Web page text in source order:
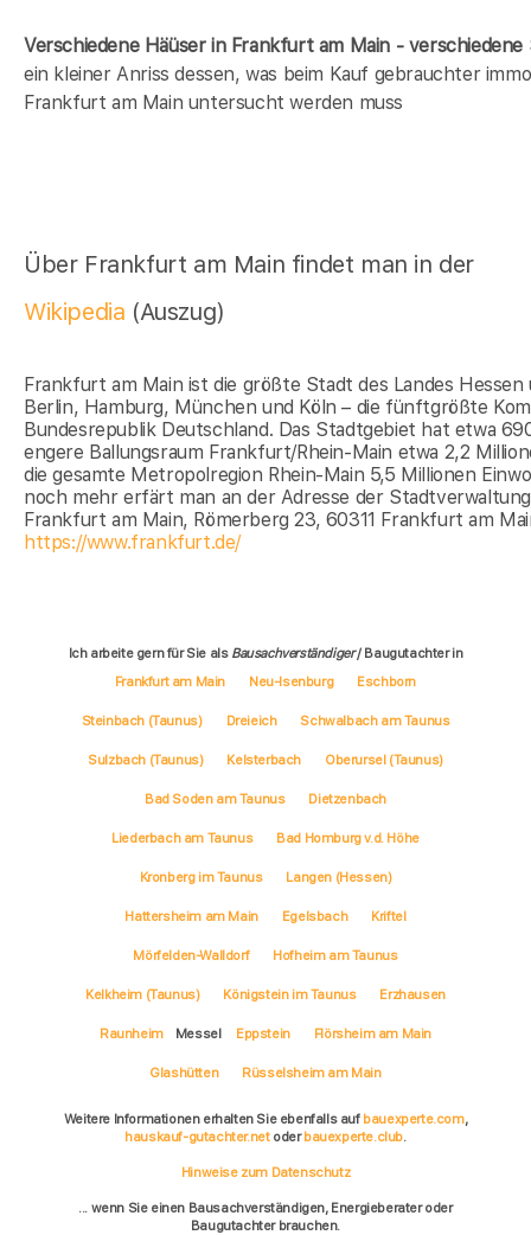
Verschiedene Häüser in Frankfurt am Main - verschiedene
ein kleiner Anriss dessen, was beim Kauf gebrauchter
Frankfurt am Main untersucht werden muss
Über Frankfurt am Main findet man in der
Wikipedia (Auszug)
Frankfurt am Main ist die größte Stadt des Landes Hessen
Berlin, Hamburg, München und Köln – die fünftgrößte
Bundesrepublik Deutschland. Das Stadtgebiet hat etwa
engere Ballungsraum Frankfurt/Rhein-Main etwa 2,2
die gesamte Metropolregion Rhein-Main 5,5 Millionen
noch mehr erfärt man an der Adresse der
Frankfurt am Main, Römerberg 23, 60311 Frankfurt am
https://www.frankfurt.de/
Ich arbeite gern für Sie als Bausachverständiger/ Baugutachter in
Frankfurt am Main
Neu-Isenburg Eschborn
Steinbach (Taunus) Dreieich Schwalbach am Taunus
Sulzbach (Taunus) Kelsterbach Oberursel (Taunus)
Bad Soden am Taunus Dietzenbach
Liederbach am Taunus Bad Homburg v.d. Höhe
Kronberg im Taunus Langen (Hessen)
Hattersheim am Main Egelsbach Kriftel
Mörfelden-Walldorf Hofheim am Taunus
Kelkheim (Taunus) Königstein im Taunus Erzhausen
Raunheim Messel Eppstein Flörsheim am Main
Glashütten Rüsselsheim am Main
Weitere Informationen erhalten Sie ebenfalls auf bauexperte.com,
hauskauf-gutachter.netoderbauexperte.club.
Hinweise zum Datenschutz
... wenn Sie einen Bausachverständigen, Energieberater oder
Baugutachter brauchen.